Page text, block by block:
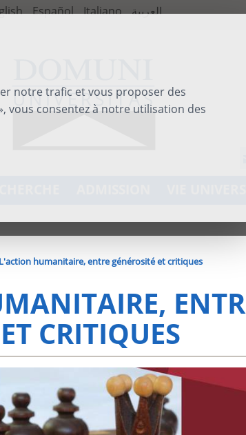
notre trafic et vous proposer des
vous consentez à notre utilisation des
Español Italiano العربية
VIE
L'action humanitaire, entre générosité et critiques
CRITIQUES